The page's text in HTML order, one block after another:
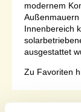
modernem
Innenbereich
ausgestattet
Zu Favoriten